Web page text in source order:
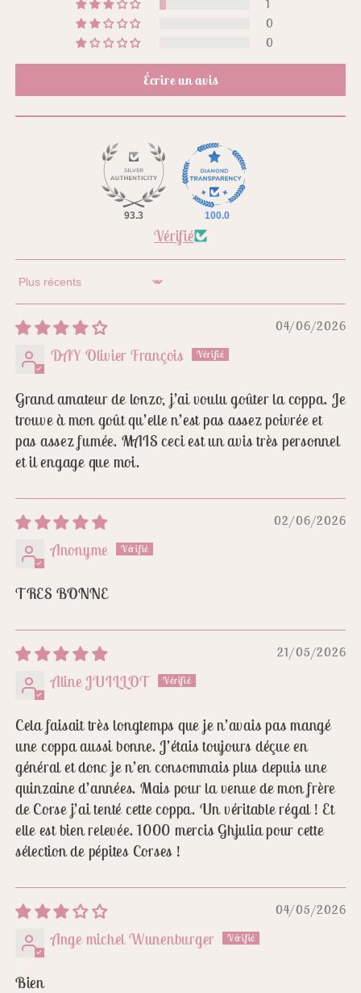
1
0
0
Écrire un avis
93.3 100.0
Vérifié
Sort by
04/06/2026
DAY Olivier François
Grand amateur de lonzo, j’ai voulu goûter la coppa. Je
trouve à mon goût qu’elle n’est pas assez poivrée et
pas assez fumée. MAIS ceci est un avis très personnel
et il engage que moi.
02/06/2026
Anonyme
TRES BONNE
21/05/2026
Aline JUILLOT
Cela faisait très longtemps que je n’avais pas mangé
une coppa aussi bonne. J’étais toujours déçue en
général et donc je n’en consommais plus depuis une
quinzaine d’années. Mais pour la venue de mon frère
de Corse j’ai tenté cette coppa. Un véritable régal ! Et
elle est bien relevée. 1000 mercis Ghjulia pour cette
sélection de pépites Corses !
04/05/2026
Ange michel Wunenburger
Bien